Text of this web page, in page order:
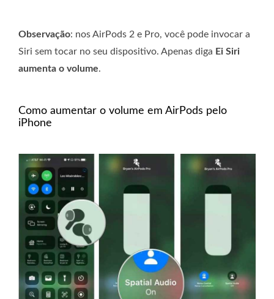
Observação: nos AirPods 2 e Pro, você pode invocar a
Siri sem tocar no seu dispositivo. Apenas diga Ei Siri
aumenta o volume.
Como aumentar o volume em AirPods pelo
iPhone